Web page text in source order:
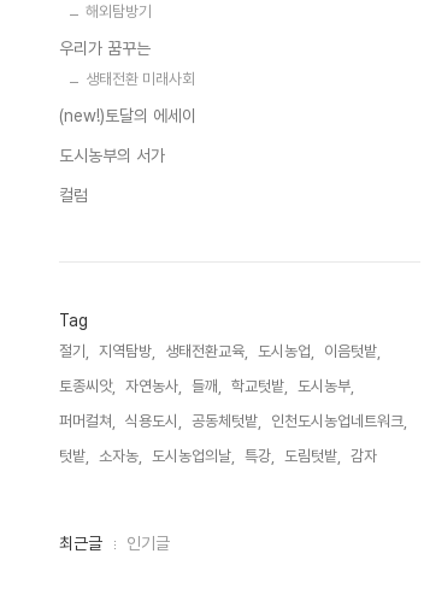
해외탐방기
우리가 꿈꾸는
생태전환 미래사회
(new!)토달의 에세이
도시농부의 서가
컬럼
Tag
절기, 지역탐방, 생태전환교육, 도시농업,
이음텃밭,
토종씨앗,
자연농사, 들깨, 학교텃밭,
도시농부,
퍼머컬쳐,
식용도시, 공동체텃밭,
인천도시농업네트워크,
텃밭,
소자농, 도시농업의날, 특강, 도림텃밭, 감자,
최
최근글 인기글